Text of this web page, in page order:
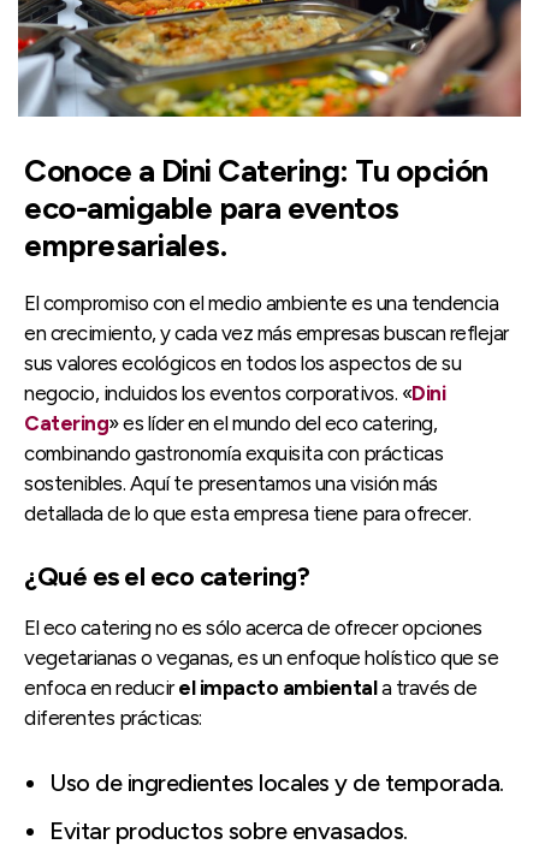
Conoce a Dini Catering: Tu opción
eco-amigable para eventos
empresariales.
El compromiso con el medio ambiente es una tendencia
en crecimiento, y cada vez más empresas buscan reflejar
sus valores ecológicos en todos los aspectos de su
negocio, incluidos los eventos corporativos. «Dini
Catering» es líder en el mundo del eco catering,
combinando gastronomía exquisita con prácticas
sostenibles. Aquí te presentamos una visión más
detallada de lo que esta empresa tiene para ofrecer.
¿Qué es el eco catering?
El eco catering no es sólo acerca de ofrecer opciones
vegetarianas o veganas, es un enfoque holístico que se
enfoca en reducirel impacto ambientala través de
diferentes prácticas:
Uso de ingredientes locales y de temporada.
Evitar productos sobre envasados.